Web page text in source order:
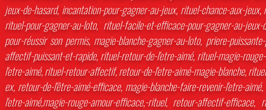
jeux-de-hasard, incantation-pour-gagner-au-jeux, rituel-chance-aux-
rituel-pour-gagner-au-loto, rituel-facile-et-efficace-pour-gagner-au-
pour-réussir son permis, magie-blanche-gagner-au-loto, priere-
affectif-puissant-et-rapide, rituel-retour-de-l'etre-aimé, rituel-magie-
l'etre-aimé, rituel-retour-affectif, retour-de-l'etre-aimé-magie-blanche,
ex, retour-de-l'être-aimé-efficace, magie-blanche-faire-revenir-l'etre-
l'etre-aimé,magie-rouge-amour-efficace,-rituel, retour-affectif-efficace,